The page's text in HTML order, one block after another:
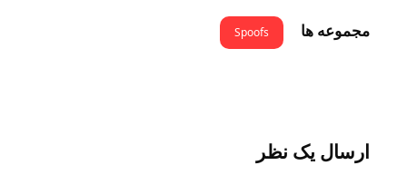
مجموعه ها Spoofs
ارسال یک نظر